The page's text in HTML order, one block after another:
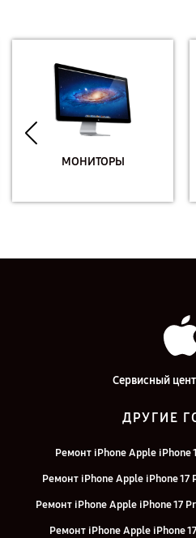
МОНИТОРЫ
Сервисный
ДРУГИЕ
Ремонт iPhone Apple iPhone
Ремонт iPhone Apple iPhone 17
Ремонт iPhone Apple iPhone 17
Ремонт iPhone Apple iPhone